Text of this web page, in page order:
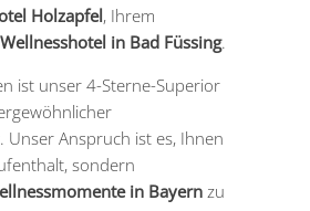
Holzapfel, Ihrem
Wellnesshotel in Bad Füssing.
ist unser 4-Sterne-Superior
Unser Anspruch ist es, Ihnen
sondern
in Bayern zu